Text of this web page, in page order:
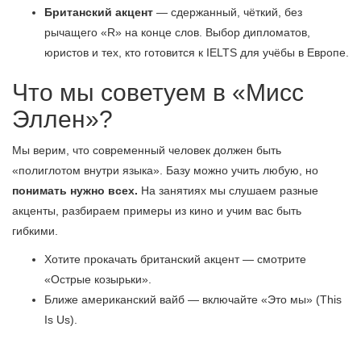
Британский акцент — сдержанный, чёткий, без
рычащего «R» на конце слов. Выбор дипломатов,
юристов и тех, кто готовится к IELTS для учёбы в Европе.
Что мы советуем в «Мисс
Эллен»?
Мы верим, что современный человек должен быть
«полиглотом внутри языка». Базу можно учить любую, но
понимать нужно всех. На занятиях мы слушаем разные
акценты, разбираем примеры из кино и учим вас быть
гибкими.
Хотите прокачать британский акцент — смотрите
«Острые козырьки».
Ближе американский вайб — включайте «Это мы» (This
Is Us).